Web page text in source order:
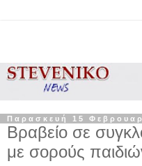
Παρασκευή 15
Βραβείο σε
με σορούς